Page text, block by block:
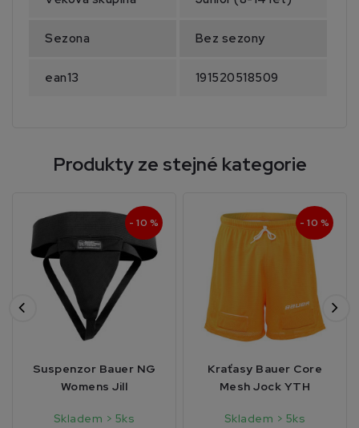
Sezona Bez sezony
ean13 191520518509
Produkty ze stejné kategorie
- 10 %
Suspenzor Bauer NG
Womens Jill
Skladem > 5ks
- 10 %
Kraťasy Bauer Core
Mesh Jock YTH
Skladem > 5ks